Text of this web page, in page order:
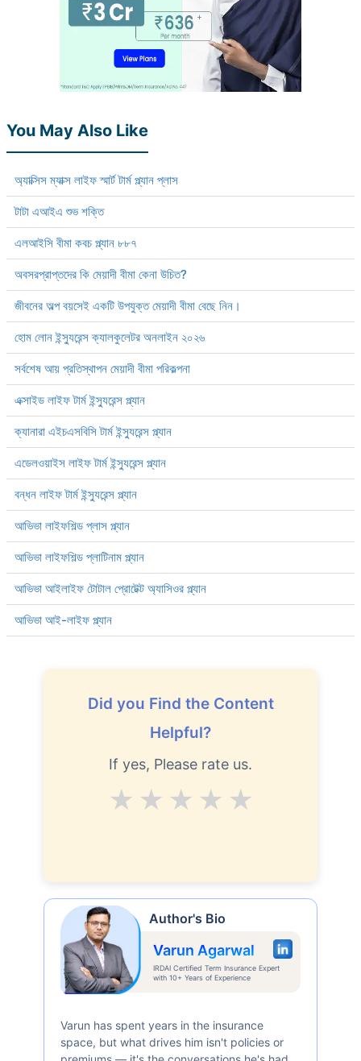
You May Also Like
অ্যাক্সিস ম্যাক্স লাইফ স্মার্ট টার্ম প্ল্যান প্লাস
টাটা এআইএ শুভ শক্তি
এলআইসি বীমা কবচ প্ল্যান ৮৮৭
অবসরপ্রাপ্তদের কি মেয়াদী বীমা কেনা উচিত?
জীবনের অল্প বয়সেই একটি উপযুক্ত মেয়াদী বীমা বেছে নিন।
হোম লোন ইন্স্যুরেন্স ক্যালকুলেটর অনলাইন ২০২৬
সর্বশেষ আয় প্রতিস্থাপন মেয়াদী বীমা পরিকল্পনা
এক্সাইড লাইফ টার্ম ইন্স্যুরেন্স প্ল্যান
ক্যানারা এইচএসবিসি টার্ম ইন্স্যুরেন্স প্ল্যান
এডেলওয়াইস লাইফ টার্ম ইন্স্যুরেন্স প্ল্যান
বন্ধন লাইফ টার্ম ইন্স্যুরেন্স প্ল্যান
আভিভা লাইফশিল্ড প্লাস প্ল্যান
আভিভা লাইফশিল্ড প্লাটিনাম প্ল্যান
আভিভা আইলাইফ টোটাল প্রোটেক্ট অ্যাসিওর প্ল্যান
আভিভা আই-লাইফ প্ল্যান
Did you Find the Content
Helpful?
If yes, Please rate us.
Excellent
V.Good
Good
Average
Author's Bio
Varun Agarwal
IRDAI Certified Term Insurance Expert
with 10+ Years of Experience
Varun has spent years in the insurance
space, but what drives him isn't policies or